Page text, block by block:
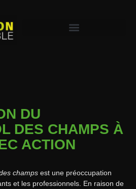
DU
DES CHAMPS À
ACTION
champs est une préoccupation
et les professionnels. En raison de